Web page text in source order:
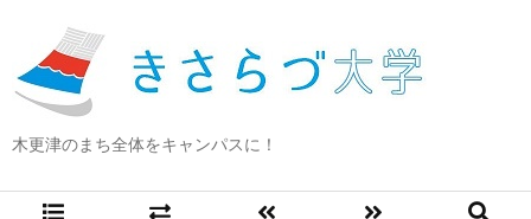
木更津のまち全体をキャンパスに！